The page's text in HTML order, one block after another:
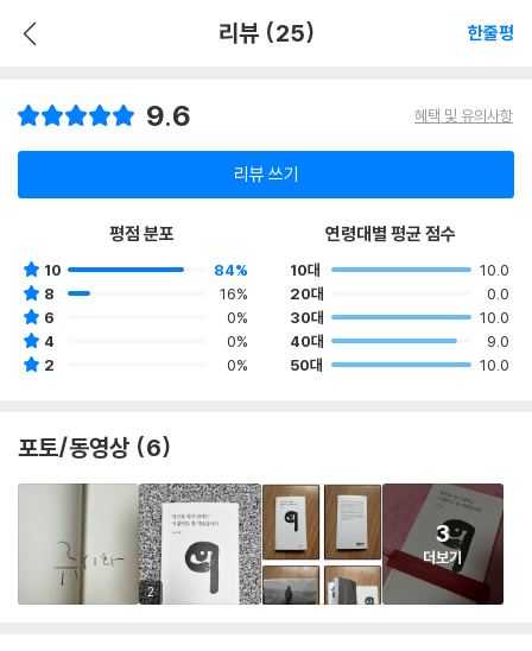
리뷰 (25) 한줄평
9.6 혜택 및 유의사항
리뷰 쓰기
평점 분포
10
84%
8
16%
6
0%
4
0%
2
0%
연령대별 평균 점수
10대
10.0
20대
0.0
30대
10.0
40대
9.0
50대
10.0
포토/동영상 (6)
2
3
더보기